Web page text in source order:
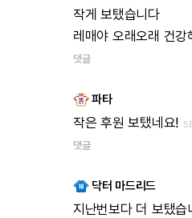
작게 보탰습니다
레매야 오래오래 건강
댓글
파타
작은 후원 보탰네요!
댓글
닥터 마드리드
지난번보다 더 보탰습